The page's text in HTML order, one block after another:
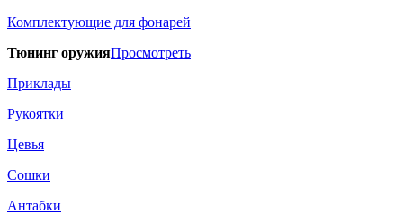
Комплектующие для фонарей
Тюнинг оружияПросмотреть
Приклады
Рукоятки
Цевья
Сошки
Антабки